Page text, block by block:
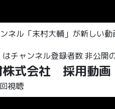
ンネル「末村大輔」が新し
はチャンネル登録者数 非公開
株式会社 採用動
視聴